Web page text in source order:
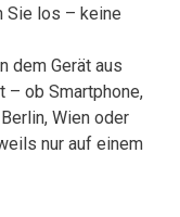
Sie los – keine
dem Gerät aus
– ob Smartphone,
Wien oder
nur auf einem